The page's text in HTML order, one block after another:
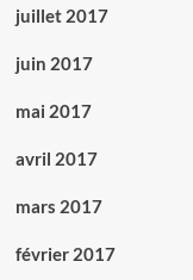
juillet 2017
juin 2017
mai 2017
avril 2017
mars 2017
février 2017